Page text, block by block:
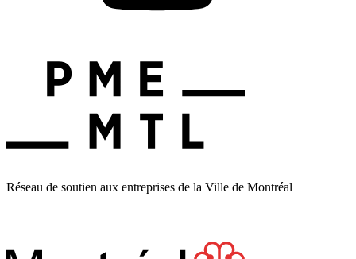
Réseau de soutien aux entreprises de la Ville de Montréal